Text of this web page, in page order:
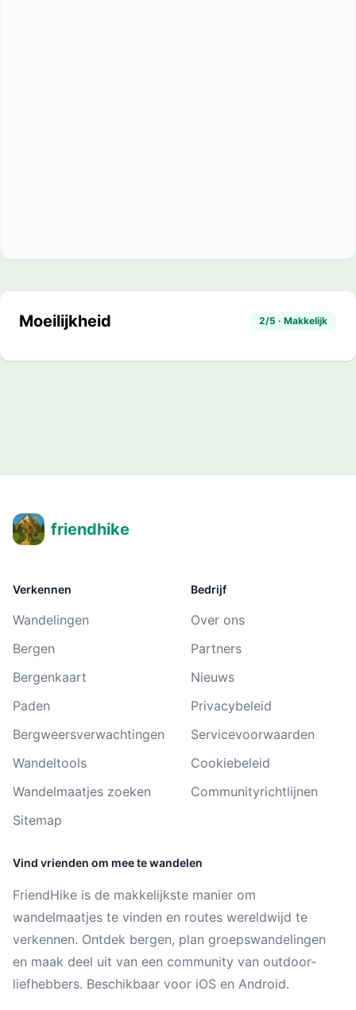
Moeilijkheid 2/5 · Makkelijk
friendhike
Verkennen
Wandelingen
Bergen
Bergenkaart
Paden
Bergweersverwachtingen
Wandeltools
Wandelmaatjes zoeken
Sitemap
Bedrijf
Over ons
Partners
Nieuws
Privacybeleid
Servicevoorwaarden
Cookiebeleid
Communityrichtlijnen
Vind vrienden om mee te wandelen
FriendHike is de makkelijkste manier om
wandelmaatjes te vinden en routes wereldwijd te
verkennen. Ontdek bergen, plan groepswandelingen
en maak deel uit van een community van outdoor-
liefhebbers. Beschikbaar voor iOS en Android.